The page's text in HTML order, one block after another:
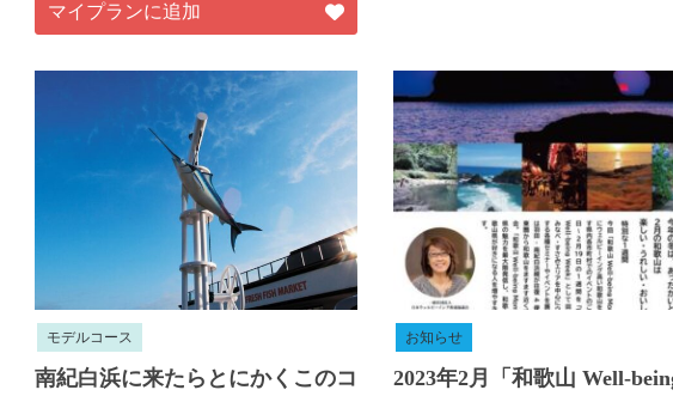
マイプランに追加
モデルコース
南紀白浜に来たらとにかくこのコ
お知らせ
2023年2月「和歌山 Well-